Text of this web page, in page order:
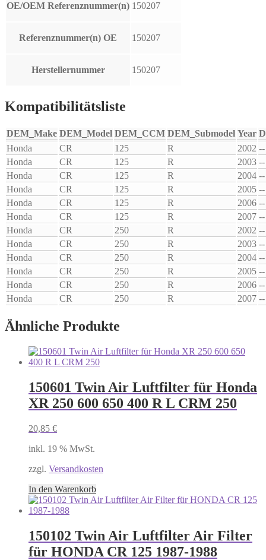
OE/OEM Referenznummer(n) 150207
Referenznummer(n) OE 150207
Herstellernummer 150207
Kompatibilitätsliste
DEM_Make DEM_Model DEM_CCM DEM_Submodel Year
Honda
CR 125 R 2002 --
Honda
CR 125 R 2003 --
Honda
CR 125 R 2004 --
Honda
CR 125 R 2005 --
Honda
CR 125 R 2006 --
Honda
CR 125 R 2007 --
Honda
CR 250 R 2002 --
Honda
CR 250 R 2003 --
Honda
CR 250 R 2004 --
Honda
CR 250 R 2005 --
Honda
CR 250 R 2006 --
Honda
CR 250 R 2007 --
Ähnliche Produkte
150601 Twin Air Luftfilter für Honda
XR 250 600 650 400 R L CRM 250
20,85 €
inkl. 19 % MwSt.
zzgl. Versandkosten
In den Warenkorb
150102 Twin Air Luftfilter Air Filter
für HONDA CR 125 1987-1988